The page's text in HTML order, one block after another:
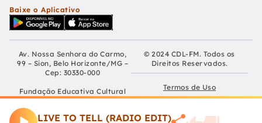
LIVE TO TELL (RADIO EDIT)
Baixe o Aplicativo
Av. Nossa Senhora do Carmo,
99 – Sion, Belo Horizonte/MG –
Cep: 30330-000
Fundação Educativa Cultural
Câmara De Dirigentes Lojistas
CNPJ: 04.210.060/0001-90
© 2024 CDL-FM. Todos os
Direitos Reservados.
Termos de Uso